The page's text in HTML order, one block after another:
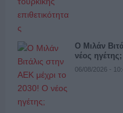
Ο Μιλάν
νέος ηγέτης;
06/08/2026 -